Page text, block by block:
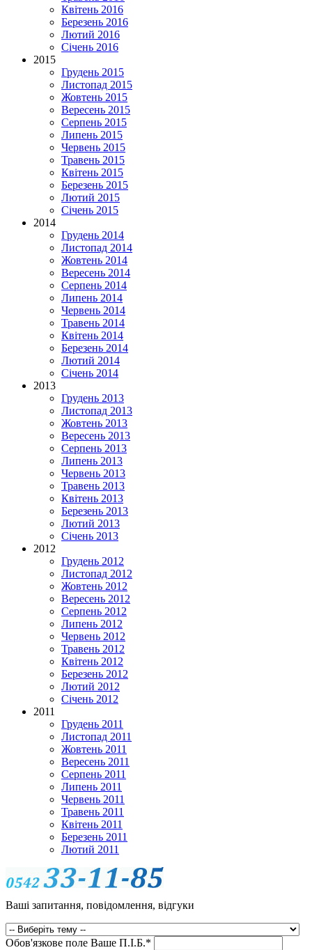
Квітень 2016
Березень 2016
Лютий 2016
Січень 2016
2015
Грудень 2015
Листопад 2015
Жовтень 2015
Вересень 2015
Серпень 2015
Липень 2015
Червень 2015
Травень 2015
Квітень 2015
Березень 2015
Лютий 2015
Січень 2015
2014
Грудень 2014
Листопад 2014
Жовтень 2014
Вересень 2014
Серпень 2014
Липень 2014
Червень 2014
Травень 2014
Квітень 2014
Березень 2014
Лютий 2014
Січень 2014
2013
Грудень 2013
Листопад 2013
Жовтень 2013
Вересень 2013
Серпень 2013
Липень 2013
Червень 2013
Травень 2013
Квітень 2013
Березень 2013
Лютий 2013
Січень 2013
2012
Грудень 2012
Листопад 2012
Жовтень 2012
Вересень 2012
Серпень 2012
Липень 2012
Червень 2012
Травень 2012
Квітень 2012
Березень 2012
Лютий 2012
Січень 2012
2011
Грудень 2011
Листопад 2011
Жовтень 2011
Вересень 2011
Серпень 2011
Липень 2011
Червень 2011
Травень 2011
Квітень 2011
Березень 2011
Лютий 2011
Ваші запитання, повідомлення, відгуки
Обов'язкове поле Ваше П.I.Б.*